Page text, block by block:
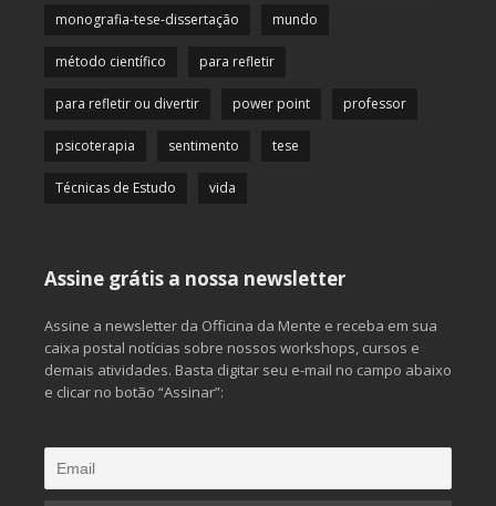
monografia-tese-dissertação mundo
método científico para refletir
para refletir ou divertir power point professor
psicoterapia sentimento tese
Técnicas de Estudo vida
Assine grátis a nossa newsletter
Assine a newsletter da Officina da Mente e receba em sua
caixa postal notícias sobre nossos workshops, cursos e
demais atividades. Basta digitar seu e-mail no campo abaixo
e clicar no botão “Assinar”: